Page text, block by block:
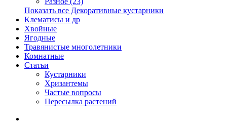
Показать все Декоративные кустарники
Клематисы и др
Хвойные
Ягодные
Травянистые многолетники
Комнатные
Статьи
Кустарники
Хризантемы
Частые вопросы
Пересылка растений